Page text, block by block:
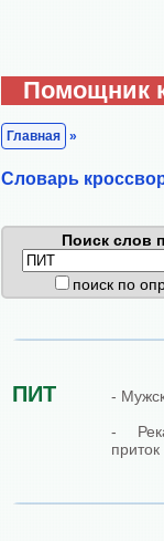
Помощник
Главная »
Cловарь
Поиск слов
поиск по
ПИТ
-
-